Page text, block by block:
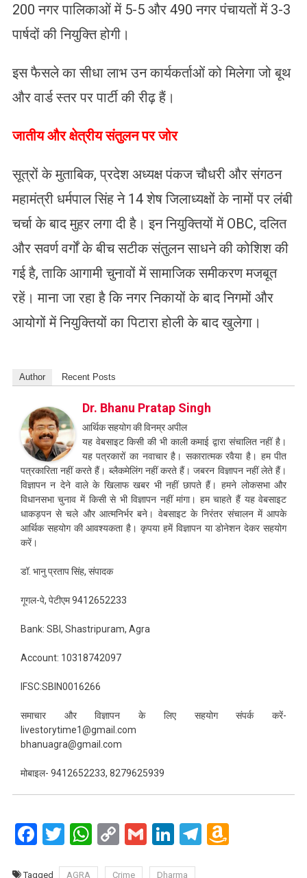
​200 नगर पालिकाओं में 5-5 और 490 नगर पंचायतों में 3-3
पार्षदों की नियुक्ति होगी।
इस फैसले का सीधा लाभ उन कार्यकर्ताओं को मिलेगा जो बूथ
और वार्ड स्तर पर पार्टी की रीढ़ हैं।
जातीय और क्षेत्रीय संतुलन पर जोर
सूत्रों के मुताबिक, प्रदेश अध्यक्ष पंकज चौधरी और संगठन
महामंत्री धर्मपाल सिंह ने 14 शेष जिलाध्यक्षों के नामों पर लंबी
चर्चा के बाद मुहर लगा दी है। इन नियुक्तियों में OBC, दलित
और सवर्ण वर्गों के बीच सटीक संतुलन साधने की कोशिश की
गई है, ताकि आगामी चुनावों में सामाजिक समीकरण मजबूत
रहें। माना जा रहा है कि नगर निकायों के बाद निगमों और
आयोगों में नियुक्तियों का पिटारा होली के बाद खुलेगा।
Author Recent Posts
Dr. Bhanu Pratap Singh
आर्थिक सहयोग की विनम्र अपील
यह वेबसाइट किसी की भी काली कमाई द्वारा संचालित नहीं है।
यह पत्रकारों का नवाचार है। सकारात्मक रवैया है। हम पीत
पत्रकारिता नहीं करते हैं। ब्लैकमेलिंग नहीं करते हैं। जबरन विज्ञापन नहीं लेते हैं।
विज्ञापन न देने वाले के खिलाफ खबर भी नहीं छापते हैं। हमने लोकसभा और
विधानसभा चुनाव में किसी से भी विज्ञापन नहीं मांगा। हम चाहते हैं यह वेबसाइट
धाकड़पन से चले और आत्मनिर्भर बने। वेबसाइट के निरंतर संचालन में आपके
आर्थिक सहयोग की आवश्यकता है। कृपया हमें विज्ञापन या डोनेशन देकर सहयोग
करें।
डॉ. भानु प्रताप सिंह, संपादक
गूगल-पे, पेटीएम 9412652233
Bank: SBI, Shastripuram, Agra
Account: 10318742097
IFSC:SBIN0016266
समाचार और विज्ञापन के लिए सहयोग संपर्क करें-
livestorytime1@gmail.com
bhanuagra@gmail.com
मोबाइल- 9412652233, 8279625939
Facebook
Twitter
WhatsApp
CopyGmailLinkedIn
Telegram
Amazon
Tagged AGRA Crime Dharma